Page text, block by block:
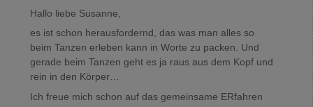
Hallo liebe Susanne,
es ist schon herausfordernd, das was man alles so
beim Tanzen erleben kann in Worte zu packen. Und
gerade beim Tanzen geht es ja raus aus dem Kopf und
rein in den Körper…
Ich freue mich schon auf das gemeinsame ERfahren